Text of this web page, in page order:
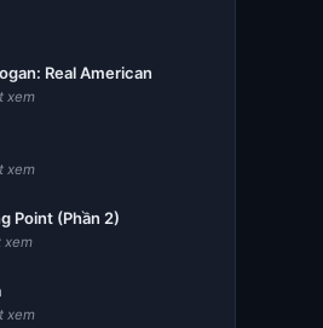
Real American
xem
xem
Point (Phần 2)
xem
xem